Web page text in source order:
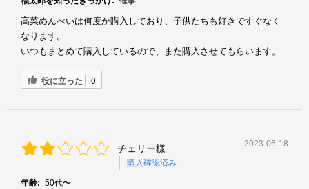
高菜めんべいは何度か購入しており、子供たちも好きですぐなく
なります。
いつもまとめて購入しているので、また購入させてもらいます。
役に立った 0
チェリー様
購入確認済み
2023-06-18
年齢: 50代〜